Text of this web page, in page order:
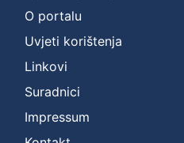
O portalu
Uvjeti korištenja
Linkovi
Suradnici
Impressum